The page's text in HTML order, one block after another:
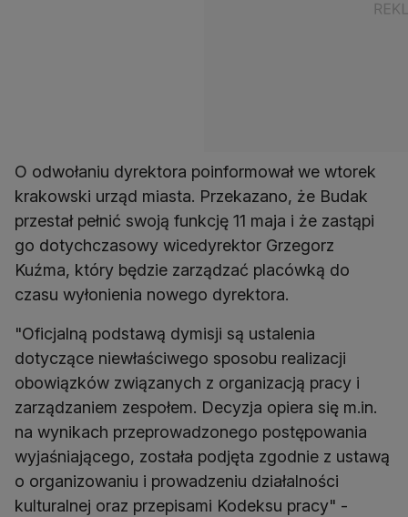
O odwołaniu dyrektora poinformował we wtorek
krakowski urząd miasta. Przekazano, że Budak
przestał pełnić swoją funkcję 11 maja i że zastąpi
go dotychczasowy wicedyrektor Grzegorz
Kuźma, który będzie zarządzać placówką do
czasu wyłonienia nowego dyrektora.
"Oficjalną podstawą dymisji są ustalenia
dotyczące niewłaściwego sposobu realizacji
obowiązków związanych z organizacją pracy i
zarządzaniem zespołem. Decyzja opiera się m.in.
na wynikach przeprowadzonego postępowania
wyjaśniającego, została podjęta zgodnie z ustawą
o organizowaniu i prowadzeniu działalności
kulturalnej oraz przepisami Kodeksu pracy" -